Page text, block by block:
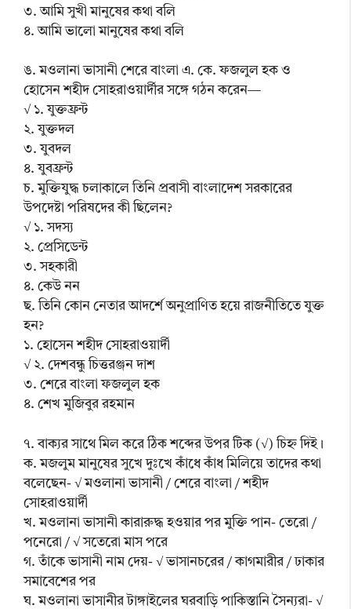
৩. আমি সুখী মানুষের কথা বলি
৪. আমি ভালো মানুষের কথা বলি
ঙ. মওলানা ভাসানী শেরে বাংলা এ. কে. ফজলুল হক ও
হোসেন শহীদ সোহরাওয়ার্দীর সঙ্গে গঠন করেন—
√ ১. যুক্তফ্রন্ট
২. যুক্তদল
৩. যুবদল
৪. যুবফ্রন্ট
চ. মুক্তিযুদ্ধ চলাকালে তিনি প্রবাসী বাংলাদেশ সরকারের
উপদেষ্টা পরিষদের কী ছিলেন?
√ ১. সদস্য
২. প্রেসিডেন্ট
৩. সহকারী
৪. কেউ নন
ছ. তিনি কোন নেতার আদর্শে অনুপ্রাণিত হয়ে রাজনীতিতে যুক্ত
হন?
১. হোসেন শহীদ সোহরাওয়ার্দী
√ ২. দেশবন্ধু চিত্তরঞ্জন দাশ
৩. শেরে বাংলা ফজলুল হক
৪. শেখ মুজিবুর রহমান
৭. বাক্যর সাথে মিল করে ঠিক শব্দের উপর টিক (√) চিহ্ন দিই।
ক. মজলুম মানুষের সুখে দুঃখে কাঁধে কাঁধ মিলিয়ে তাদের কথা
বলেছেন- √ মওলানা ভাসানী / শেরে বাংলা / শহীদ
সোহরাওয়ার্দী
খ. মওলানা ভাসানী কারারুদ্ধ হওয়ার পর মুক্তি পান- তেরো /
পনেরো / √ সতেরো মাস পরে
গ. তাঁকে ভাসানী নাম দেয়- √ ভাসানচরের / কাগমারীর / ঢাকার
সমাবেশের পর
ঘ. মওলানা ভাসানীর টাঙ্গাইলের ঘরবাড়ি পাকিস্তানি সৈন্যরা- √